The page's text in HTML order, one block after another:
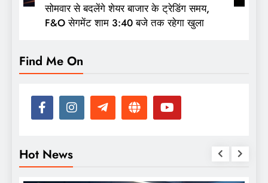
सोमवार से बदलेंगे शेयर बाजार के ट्रेडिंग समय,
F&O सेगमेंट शाम 3:40 बजे तक रहेगा खुला
Find Me On
Hot News